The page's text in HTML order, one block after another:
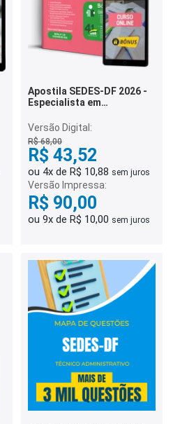
Apostila SEDES-DF 2026 -
Especialista em
Assistência Social (EDAS) -
Pedagogia
Versão Digital:
R$ 68,00
R$ 43,52
ou 4x de R$ 10,88 sem juros
Versão Impressa:
R$ 90,00
ou 9x de R$ 10,00 sem juros